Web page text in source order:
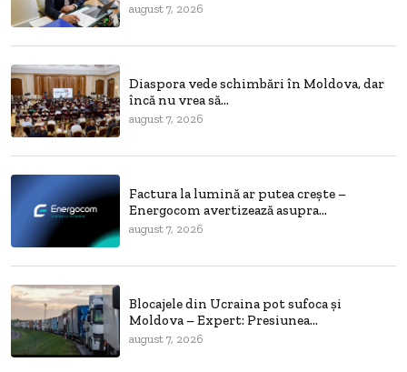
august 7, 2026
Diaspora vede schimbări în Moldova, dar
încă nu vrea să...
august 7, 2026
Factura la lumină ar putea crește –
Energocom avertizează asupra...
august 7, 2026
Blocajele din Ucraina pot sufoca și
Moldova – Expert: Presiunea...
august 7, 2026